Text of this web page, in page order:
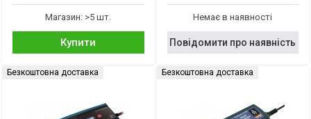
Магазин: >5 шт.
Купити
Немає в наявності
Повідомити про наявність
Безкоштовна доставка Безкоштовна доставка